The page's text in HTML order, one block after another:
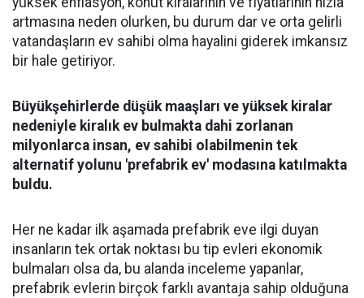
artmasına neden olurken, bu durum dar ve orta gelirli
vatandaşların ev sahibi olma hayalini giderek imkansız
bir hale getiriyor.
Büyükşehirlerde düşük maaşları ve yüksek kiralar
nedeniyle kiralık ev bulmakta dahi zorlanan
milyonlarca insan, ev sahibi olabilmenin tek
alternatif yolunu 'prefabrik ev' modasına katılmakta
buldu.
Her ne kadar ilk aşamada prefabrik eve ilgi duyan
insanların tek ortak noktası bu tip evleri ekonomik
bulmaları olsa da, bu alanda inceleme yapanlar,
prefabrik evlerin birçok farklı avantaja sahip olduğuna